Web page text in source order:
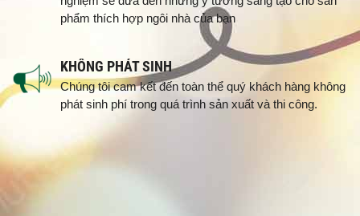
phẩm thích hợp ngôi nhà của bạn
KHÔNG PHÁT SINH
Chúng tôi cam kết đến toàn thể quý khách hàng không
phát sinh phí trong quá trình sản xuất và thi công.